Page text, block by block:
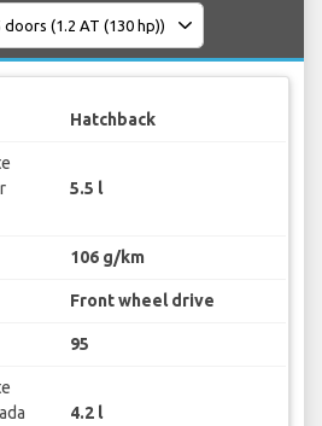
Hatchback
5.5 l
106 g/km
Front wheel drive
95
4.2 l